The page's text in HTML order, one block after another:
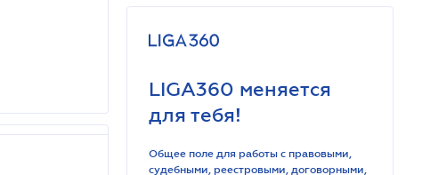
LIGA360 меняется
для тебя!
Общее поле для работы с правовыми,
судебными, реестровыми, договорными,